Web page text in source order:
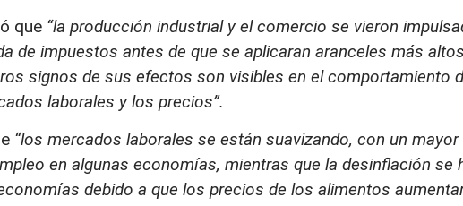
que “la producción industrial y el comercio se vieron
de impuestos antes de que se aplicaran aranceles más
signos de sus efectos son visibles en el comportamiento
laborales y los precios”.
“los mercados laborales se están suavizando, con un
en algunas economías, mientras que la desinflación se
debido a que los precios de los alimentos